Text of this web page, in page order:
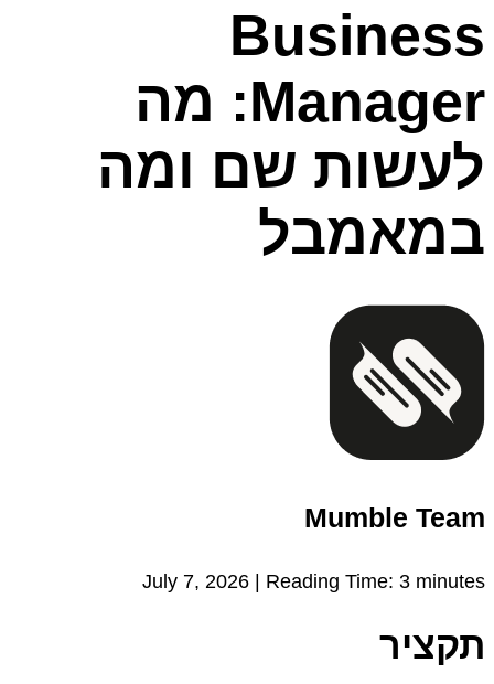
Business
Manager: מה
לעשות שם ומה
במאמבל
Mumble Team
July 7, 2026 | Reading Time: 3 minutes
תקציר